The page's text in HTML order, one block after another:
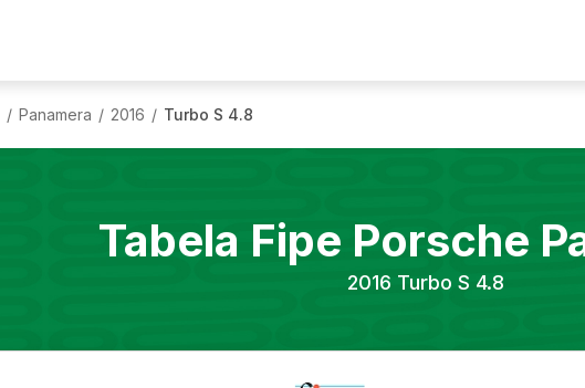
/ Panamera / 2016 / Turbo S 4.8
Tabela Fipe Porsche
2016 Turbo S 4.8